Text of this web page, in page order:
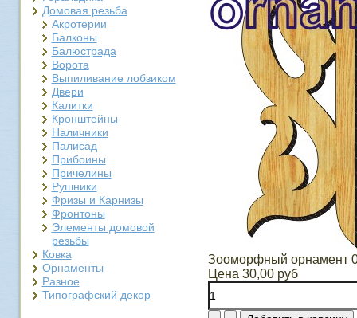
Домовая резьба
Акротерии
Балконы
Балюстрада
Ворота
Выпиливание лобзиком
Двери
Калитки
Кронштейны
Наличники
Палисад
Прибоины
Причелины
Рушники
Фризы и Карнизы
Фронтоны
Элементы домовой
резьбы
Ковка
Орнаменты
Разное
Типографский декор
Зооморфный орнамент
Цена 30,00 руб